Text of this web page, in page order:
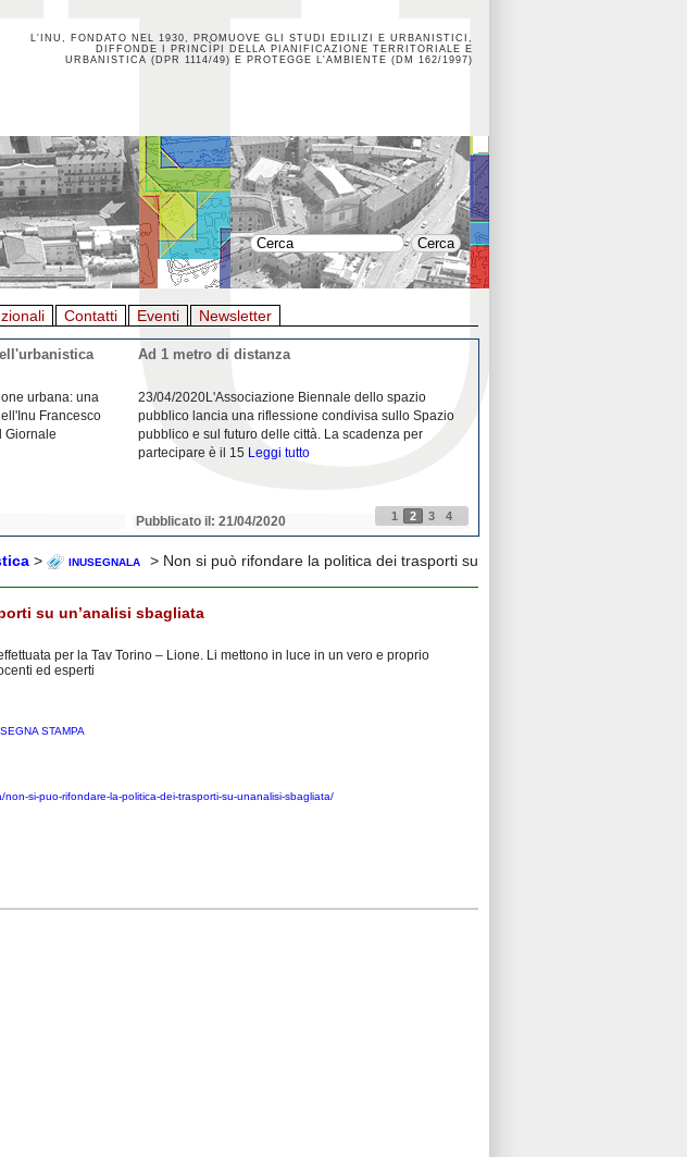
L'INU, FONDATO NEL 1930, PROMUOVE GLI STUDI EDILIZI E URBANISTICI,
DIFFONDE I PRINCÌPI DELLA PIANIFICAZIONE TERRITORIALE E
URBANISTICA (DPR 1114/49) E PROTEGGE L'AMBIENTE (DM 162/1997)
Contatti Eventi Newsletter
urbana: una
Francesco
Giornale
Ad 1 metro di distanza
23/04/2020L'Associazione Biennale dello spazio
pubblico lancia una riflessione condivisa sullo Spazio
pubblico e sul futuro delle città. La scadenza per
partecipare è il 15 Leggi tutto
Pubblicato il: 21/04/2020 1 2 3 4
> INUSEGNALA
> Non si può rifondare la politica dei trasporti su
su un’analisi sbagliata
per la Tav Torino – Lione. Li mettono in luce in un vero e proprio
ed esperti
STAMPA
si-puo-rifondare-la-politica-dei-trasporti-su-unanalisi-sbagliata/